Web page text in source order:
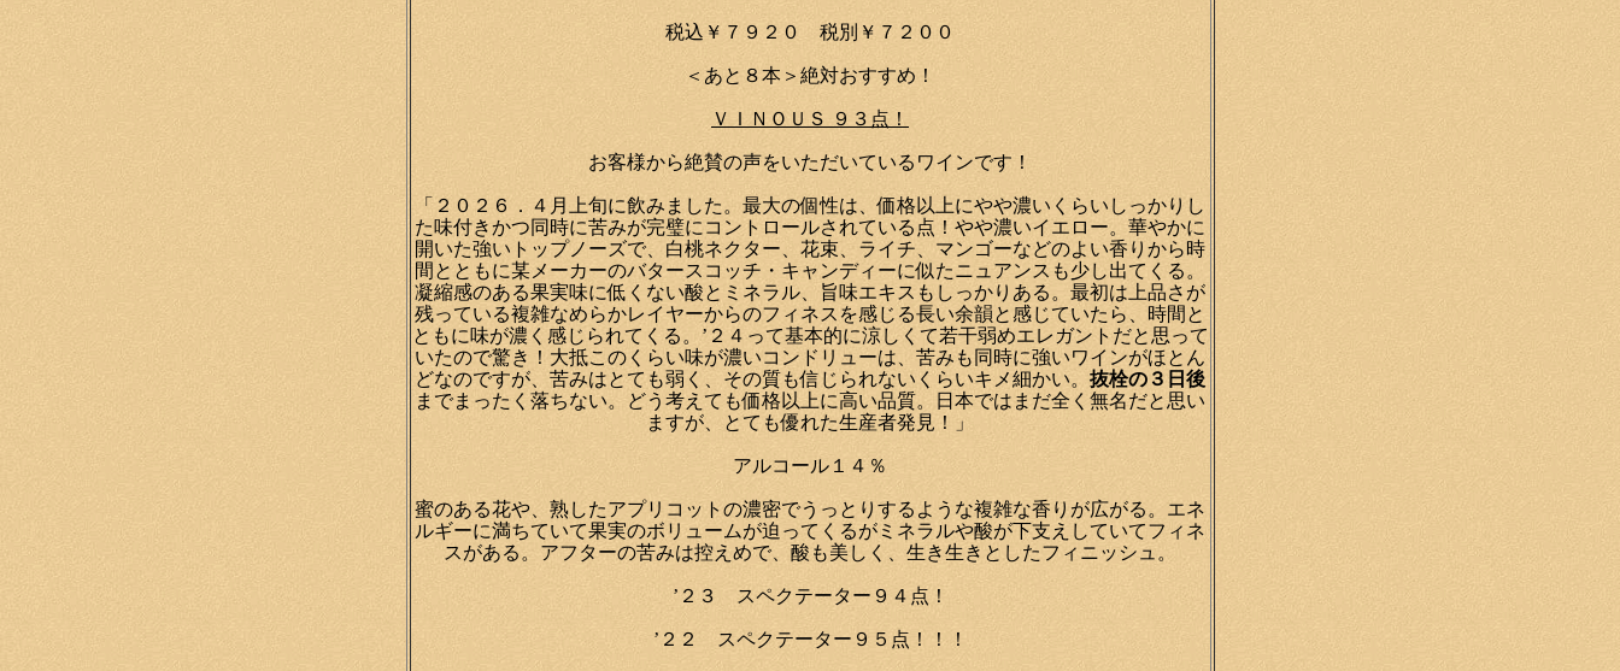
税込￥７９２０ 税別￥７２００
＜あと８本＞絶対おすすめ！
ＶＩＮＯＵＳ ９３点！
お客様から絶賛の声をいただいているワインです！
「２０２６．４月上旬に飲みました。最大の個性は、価格以上にやや濃いくらいしっかりし
た味付きかつ同時に苦みが完璧にコントロールされている点！やや濃いイエロー。華やかに
開いた強いトップノーズで、白桃ネクター、花束、ライチ、マンゴーなどのよい香りから時
間とともに某メーカーのバタースコッチ・キャンディーに似たニュアンスも少し出てくる。
凝縮感のある果実味に低くない酸とミネラル、旨味エキスもしっかりある。最初は上品さが
残っている複雑なめらかレイヤーからのフィネスを感じる長い余韻と感じていたら、時間と
ともに味が濃く感じられてくる。’２４って基本的に涼しくて若干弱めエレガントだと思って
いたので驚き！大抵このくらい味が濃いコンドリューは、苦みも同時に強いワインがほとん
どなのですが、苦みはとても弱く、その質も信じられないくらいキメ細かい。 抜栓の３日後
までまったく落ちない。どう考えても価格以上に高い品質。日本ではまだ全く無名だと思い
ますが、とても優れた生産者発見！」
アルコール１４％
蜜のある花や、熟したアプリコットの濃密でうっとりするような複雑な香りが広がる。エネ
ルギーに満ちていて果実のボリュームが迫ってくるがミネラルや酸が下支えしていてフィネ
スがある。アフターの苦みは控えめで、酸も美しく、生き生きとしたフィニッシュ。
’２３ スペクテーター９４点！
’２２ スペクテーター９５点！！！